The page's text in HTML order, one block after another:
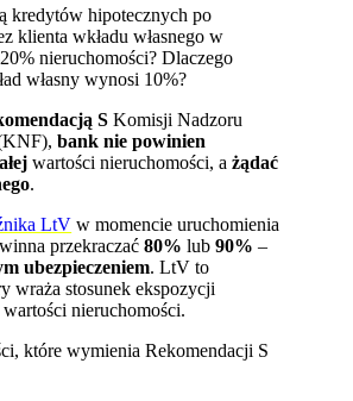
kredytów hipotecznych po
klienta wkładu własnego w
nieruchomości? Dlaczego
własny wynosi 10%?
SKomisji Nadzoru
bank nie powinien
wartości nieruchomości, ażądać
.
LtV w momencie uruchomienia
przekraczać80% lub90%–
ubezpieczeniem. LtV to
wraża stosunek ekspozycji
nieruchomości.
które wymienia Rekomendacji S